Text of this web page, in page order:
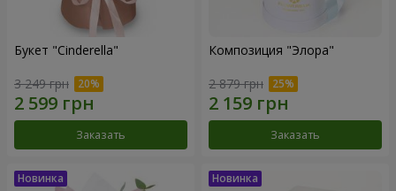
Букет "Cinderella"
3 249 грн
Заказать
Композиция "Элора"
2 879 грн
Заказать